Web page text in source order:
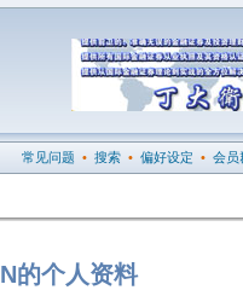
常见问题 • 搜索 • 偏好设定 • 会员
的个人资料